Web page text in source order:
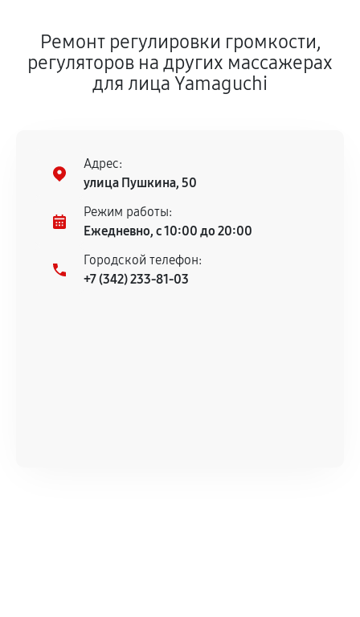
Ремонт регулировки громкости,
регуляторов на других массажерах
для лица Yamaguchi
Адрес:
улица Пушкина, 50
Режим работы:
Ежедневно, с 10:00 до 20:00
Городской телефон:
+7 (342) 233-81-03